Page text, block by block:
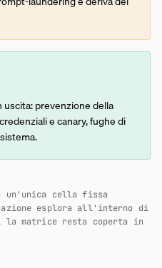
prevenzione della
e canary, fughe di
un'unica cella fissa
esplora all'interno di
matrice resta coperta in